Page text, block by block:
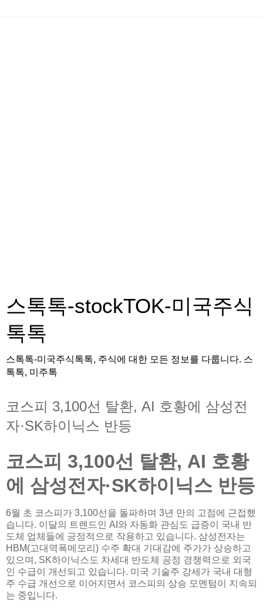
스톡톡-stockTOK-미국주식
톡톡
스톡톡-미국주식톡톡, 주식에 대한 모든 정보를 다룹니다. 스
톡톡, 미주톡
코스피 3,100선 탈환, AI 호황에 삼성전
자·SK하이닉스 반등
코스피 3,100선 탈환, AI 호황
에 삼성전자·SK하이닉스 반등
6월 초 코스피가 3,100선을 돌파하며 3년 만의 고점에 근접했
습니다. 이달의 트렌드인 AI와 자동화 관심도 급증이 국내 반
도체 업체들에 긍정적으로 작용하고 있습니다. 삼성전자는
HBM(고대역폭메모리) 수주 확대 기대감에 주가가 상승하고
있으며, SK하이닉스도 차세대 반도체 공정 경쟁력으로 외국
인 수급이 개선되고 있습니다. 미국 기술주 강세가 국내 대형
주 수급 개선으로 이어지면서 코스피의 상승 모멘텀이 지속되
는 중입니다.